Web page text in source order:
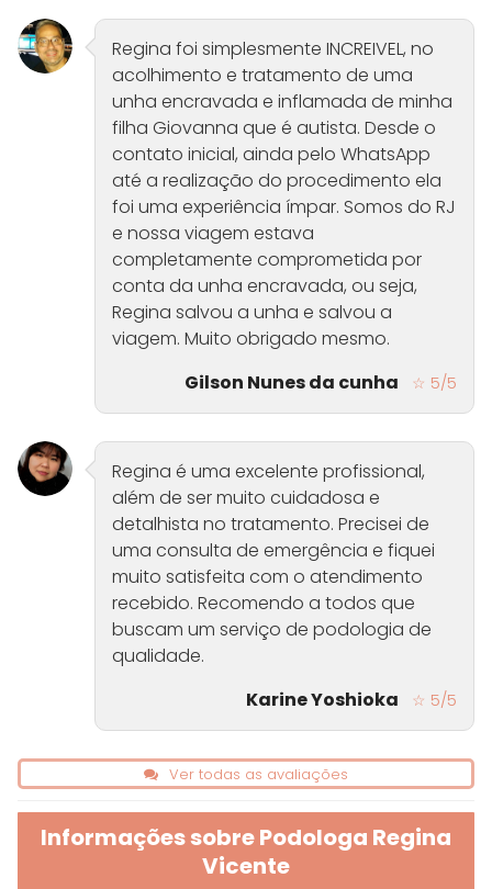
Regina foi simplesmente INCREIVEL, no
acolhimento e tratamento de uma
unha encravada e inflamada de minha
filha Giovanna que é autista. Desde o
contato inicial, ainda pelo WhatsApp
até a realização do procedimento ela
foi uma experiência ímpar. Somos do RJ
e nossa viagem estava
completamente comprometida por
conta da unha encravada, ou seja,
Regina salvou a unha e salvou a
viagem. Muito obrigado mesmo.
Gilson Nunes da cunha
☆ 5/5
Regina é uma excelente profissional,
além de ser muito cuidadosa e
detalhista no tratamento. Precisei de
uma consulta de emergência e fiquei
muito satisfeita com o atendimento
recebido. Recomendo a todos que
buscam um serviço de podologia de
qualidade.
Karine Yoshioka
☆ 5/5
Ver todas as avaliações
Informações sobre Podologa Regina
Vicente